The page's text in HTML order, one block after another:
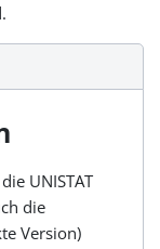
UNISTAT
die
Version)